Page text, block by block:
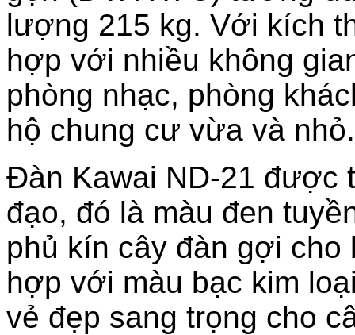
lượng 215 kg. Với kích
hợp với nhiều không
phòng nhạc, phòng
hộ chung cư vừa và nhỏ.
Đàn Kawai ND-21 được
đạo, đó là màu đen
phủ kín cây đàn gợi cho
hợp với màu bạc kim
vẻ đẹp sang trọng cho